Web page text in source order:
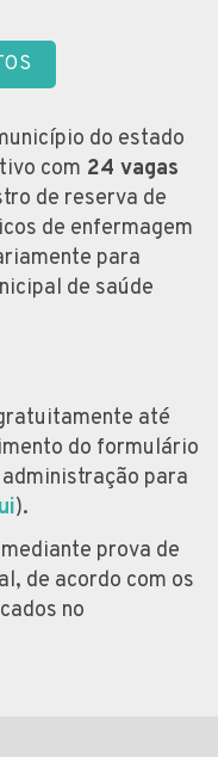
do estado
com 24 vagas
de reserva de
de enfermagem
para
de saúde
até
do formulário
para
).
prova de
de acordo com os
no